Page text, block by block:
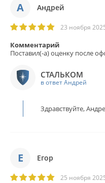
А Андрей
23 ноября
Комментарий
Поставил(-а) оценку после
СТАЛЬКОМ
в ответ Андрей
Здравствуйте,
Е Егор
25 ноября